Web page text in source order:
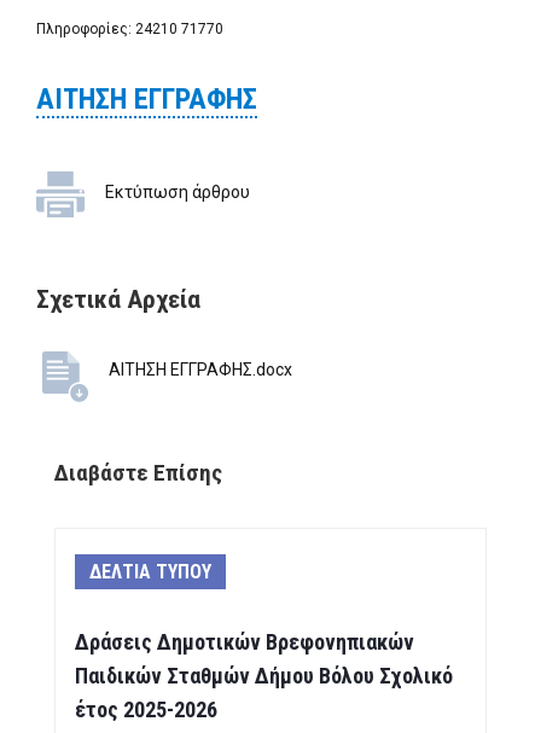
Πληροφορίες: 24210 71770
ΑΙΤΗΣΗ ΕΓΓΡΑΦΗΣ
Εκτύπωση άρθρου
Σχετικά Αρχεία
ΑΙΤΗΣΗ ΕΓΓΡΑΦΗΣ.docx
Διαβάστε Επίσης
ΔΕΛΤΙΑ ΤΥΠΟΥ
Δράσεις Δημοτικών Βρεφονηπιακών
Παιδικών Σταθμών Δήμου Βόλου Σχολικό
έτος 2025-2026